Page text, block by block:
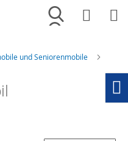
Merkliste
und Seniorenmobile